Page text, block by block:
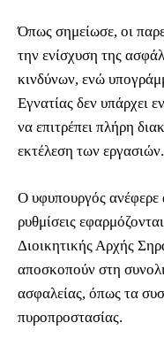
Όπως σημείωσε, οι
την ενίσχυση της
κινδύνων, ενώ
Εγνατίας δεν υπάρχει
να επιτρέπει πλήρη
εκτέλεση των εργασιών.
Ο υφυπουργός ανέφερε
ρυθμίσεις
Διοικητικής Αρχής
αποσκοπούν στη
ασφαλείας, όπως τα
πυροπροστασίας.